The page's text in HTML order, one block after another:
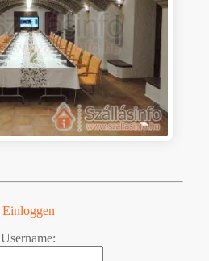
Einloggen
Username: